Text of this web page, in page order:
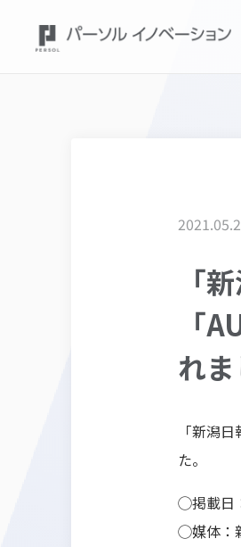
2021.05.
「
「
れま
「新潟日
た。
◯掲載日
◯媒体：